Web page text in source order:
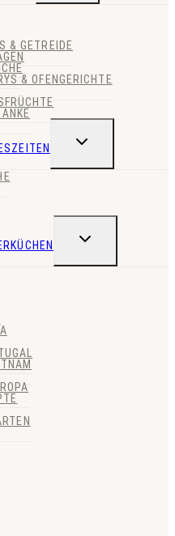
& GETREIDE
& OFENGERICHTE
UNTERMENÜ
UNTERMENÜ